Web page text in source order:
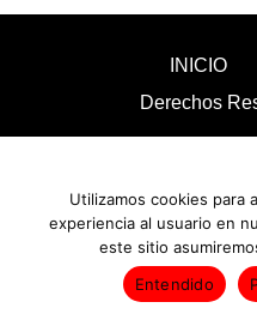
INICIO
Derechos
Utilizamos cookies para
experiencia al usuario en
este sitio
Entendido